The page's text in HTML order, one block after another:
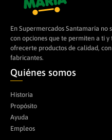
En Supermercados Santamaría
con opciones que te permiten a ti
ofrecerte productos de calidad,
fabricantes.
Quiénes somos
Historia
Propósito
Ayuda
Empleos